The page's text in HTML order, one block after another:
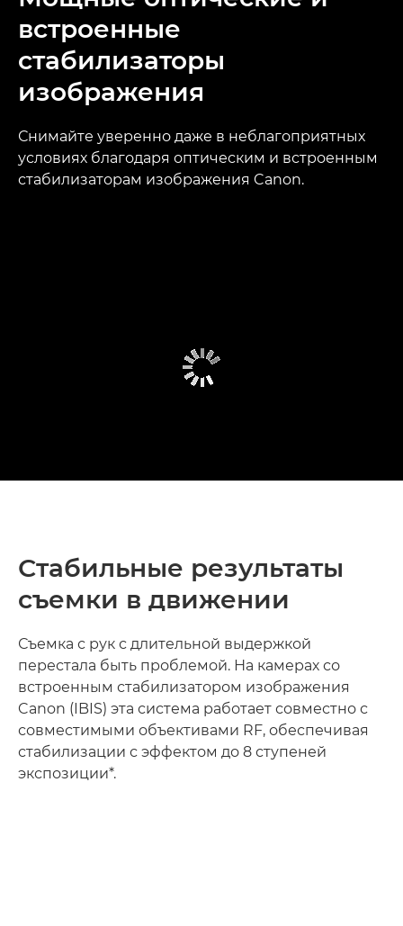
встроенные
стабилизаторы
изображения
Снимайте уверенно даже в неблагоприятных
условиях благодаря оптическим и встроенным
стабилизаторам изображения Canon.
Стабильные результаты
съемки в движении
Съемка с рук с длительной выдержкой
перестала быть проблемой. На камерах со
встроенным стабилизатором изображения
Canon (IBIS) эта система работает совместно с
совместимыми объективами RF, обеспечивая
стабилизации с эффектом до 8 ступеней
экспозиции*.